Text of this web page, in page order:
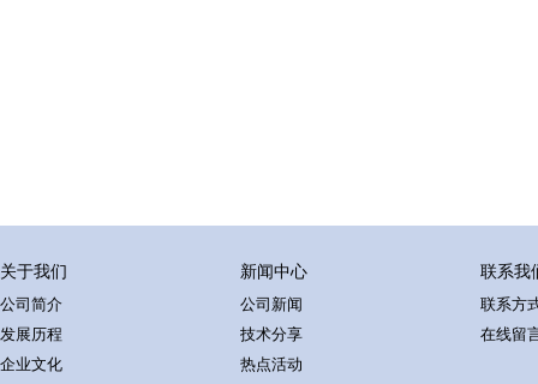
关于我们
公司简介
发展历程
企业文化
新闻中心
公司新闻
技术分享
热点活动
联系我
联系方
在线留